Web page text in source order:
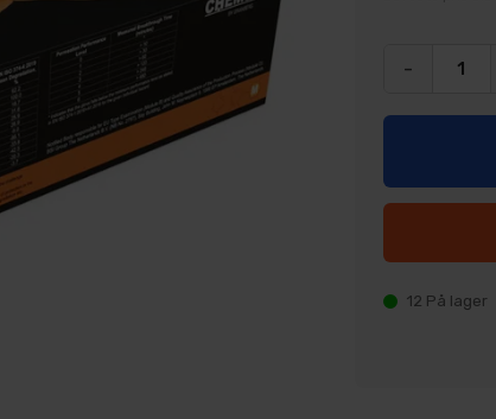
-
12 På lager